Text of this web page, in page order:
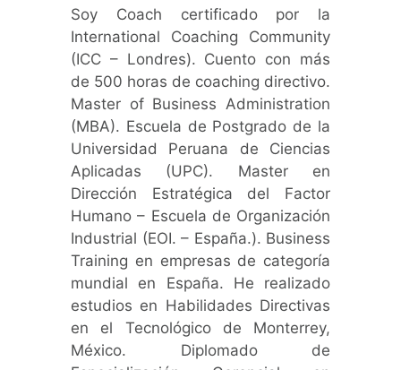
Soy Coach certificado por la
International Coaching Community
(ICC – Londres). Cuento con más
de 500 horas de coaching directivo.
Master of Business Administration
(MBA). Escuela de Postgrado de la
Universidad Peruana de Ciencias
Aplicadas (UPC). Master en
Dirección Estratégica del Factor
Humano – Escuela de Organización
Industrial (EOI. – España.). Business
Training en empresas de categoría
mundial en España. He realizado
estudios en Habilidades Directivas
en el Tecnológico de Monterrey,
México. Diplomado de